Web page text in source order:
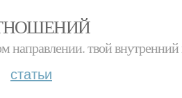
направлении. твой
статьи